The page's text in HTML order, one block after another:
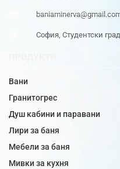
София, Студентски
Вани
Гранитогрес
Душ кабини и паравани
Лири за баня
Мебели за баня
Мивки за кухня